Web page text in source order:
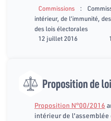
Commissions :
intérieur, de l’immunité,
des lois électorales
12 juillet 2016
Proposition de loi
Proposition N°00/2016
intérieur de l'assemblée